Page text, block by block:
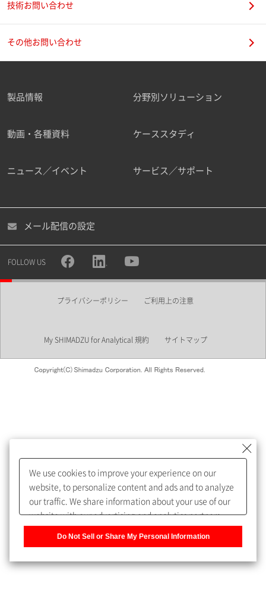
ご勤務先
職種
めします。
My SHIMADZU for Analyticalへ登録いただくと、技術情報や
取扱説明書・Webinarなどの閲覧ができます。
うになります。
技術お問い合わせ
その他お問い合わせ
製品情報 分野別ソリューション
動画・各種資料 ケーススタディ
ニュース／イベント サービス／サポート
メール配信の設定
FOLLOW US
プライバシーポリシー ご利用上の注意
My SHIMADZU for Analytical 規約 サイトマップ
We use cookies to improve your experience on our
website, to personalize content and ads and to analyze
our traffic. We share information about your use of our
website with our advertising and analytics partners,
Do Not Sell or Share My Personal Information